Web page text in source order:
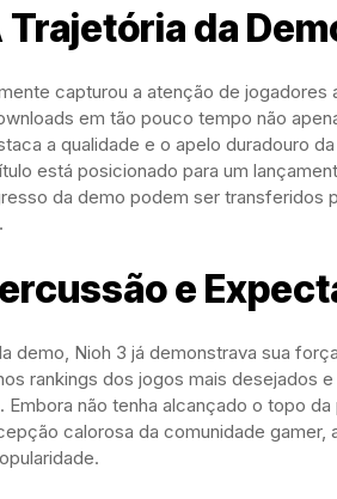
da
capturou a atenção de jogadores
em tão pouco tempo não
a qualidade e o apelo duradouro
está posicionado para um
da demo podem ser transferidos
e
demo, Nioh 3 já demonstrava sua
rankings dos jogos mais desejados
não tenha alcançado o topo da
calorosa da comunidade gamer,